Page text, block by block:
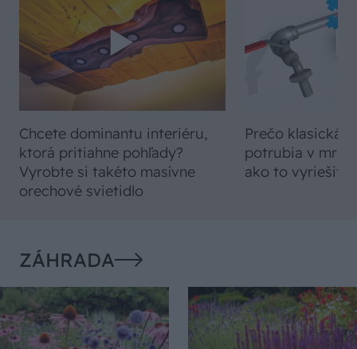
Chcete dominantu interiéru,
ktorá pritiahne pohľady?
Vyrobte si takéto masívne
orechové svietidlo
Prečo klasická
potrubia v
ako to vyriešiť
ZÁHRADA